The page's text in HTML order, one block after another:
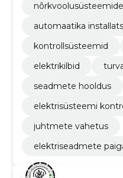
automaatika
kontrollsüsteemid
elektrikilbid
seadmete hooldus
elektrisüsteemi
juhtmete vahetus
elektriseadmete